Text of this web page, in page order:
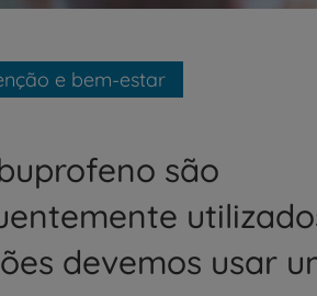
e bem-estar
são
devemos usar